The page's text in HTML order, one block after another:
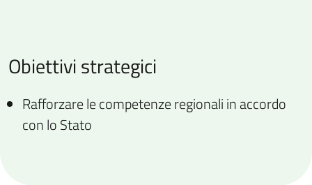
Obiettivi strategici
Rafforzare le competenze regionali in accordo
con lo Stato